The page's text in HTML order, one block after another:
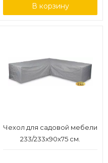
В корзину
Чехол для садовой мебели
233/233x90x75 см.